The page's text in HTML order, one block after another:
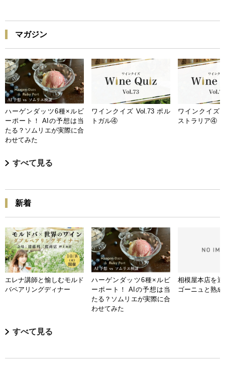
マガジン
ハーゲンダッツ6種×ルビ
ーポート！ AIの予想は当
たる？ソムリエが実際に合
わせてみた
ワインクイズ Vol.73 ポル
トガル④
ワインクイズ
ストラリア④
すべて見る
新着
エレナ講師と愉しむモルド
バペアリングディナー
ハーゲンダッツ6種×ルビ
ーポート！ AIの予想は当
たる？ソムリエが実際に合
わせてみた
相模屋本店を
ゴーニュと熟
すべて見る